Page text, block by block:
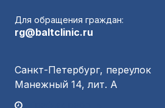
Для обращения граждан:
rg@baltclinic.ru
Санкт-Петербург, переулок
Манежный 14, лит. А